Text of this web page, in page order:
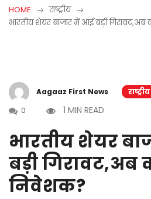
HOME
राष्ट्रीय
भारतीय शेयर बाजार में आई बड़ी
Aagaaz First News राष्ट्रीय
0
1 MIN READ
भारतीय शेयर
बड़ी गिरावट,अब
निवेशक?